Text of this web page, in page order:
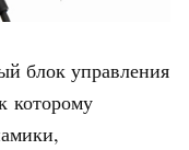
блок управления
которому